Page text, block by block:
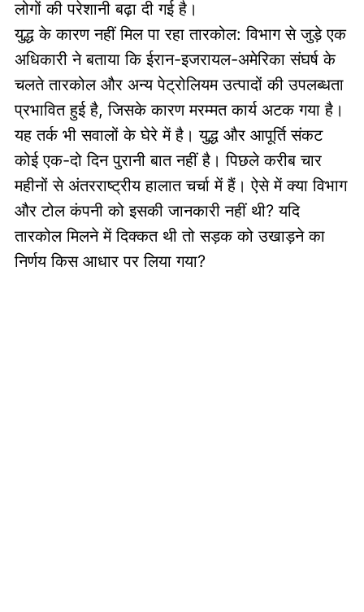
लोगों की परेशानी बढ़ा दी गई है।
युद्ध के कारण नहीं मिल पा रहा तारकोल: विभाग से जुड़े एक
अधिकारी ने बताया कि ईरान-इजरायल-अमेरिका संघर्ष के
चलते तारकोल और अन्य पेट्रोलियम उत्पादों की उपलब्धता
प्रभावित हुई है, जिसके कारण मरम्मत कार्य अटक गया है।
यह तर्क भी सवालों के घेरे में है। युद्ध और आपूर्ति संकट
कोई एक-दो दिन पुरानी बात नहीं है। पिछले करीब चार
महीनों से अंतरराष्ट्रीय हालात चर्चा में हैं। ऐसे में क्या विभाग
और टोल कंपनी को इसकी जानकारी नहीं थी? यदि
तारकोल मिलने में दिक्कत थी तो सड़क को उखाड़ने का
निर्णय किस आधार पर लिया गया?